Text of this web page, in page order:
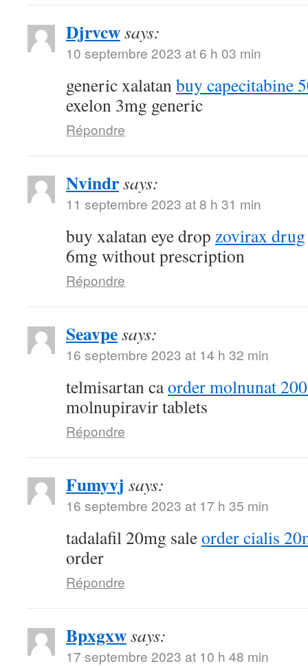
Djrvcwsays:
10 septembre 2023 at 6 h 03 min
generic xalatanbuy capecitabine
exelon 3mg generic
Répondre
Nvindrsays:
11 septembre 2023 at 8 h 31 min
buy xalatan eye drop zovirax drug
6mg without prescription
Répondre
Seavpesays:
16 septembre 2023 at 14 h 32 min
telmisartan caorder molnunat
molnupiravir tablets
Répondre
Fumyvj says:
16 septembre 2023 at 17 h 35 min
tadalafil 20mg saleorder cialis
order
Répondre
Bpxgxwsays:
17 septembre 2023 at 10 h 48 min